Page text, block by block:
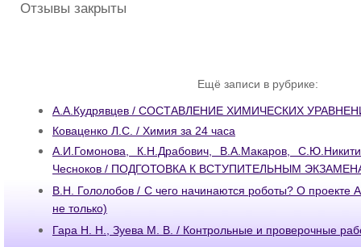
Отзывы закрыты
Ещё записи в рубрике:
А.А.Кудрявцев / СОСТАВЛЕНИЕ ХИМИЧЕСКИХ
Коваценко Л.C. / Химия за 24 часа
А.И.Гомонова, К.Н.Драбович, В.А.Макаров,
Чесноков / ПОДГОТОВКА К ВСТУПИТЕЛЬНЫМ
В.Н. Гололобов / С чего начинаются роботы? О проекте
не только)
Гара Н. Н., Зуева М. В. / Контрольные и проверочные